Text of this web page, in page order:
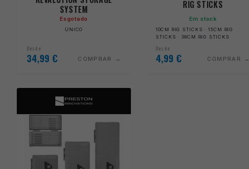
SYSTEM
Esgotado
ÚNICO
Desde
34,99 € COMPRAR
RIG STICKS
Em stock
10CM RIG STICKS · 15CM RIG
STICKS · 38CM RIG STICKS
Desde
4,99 € COMPRAR